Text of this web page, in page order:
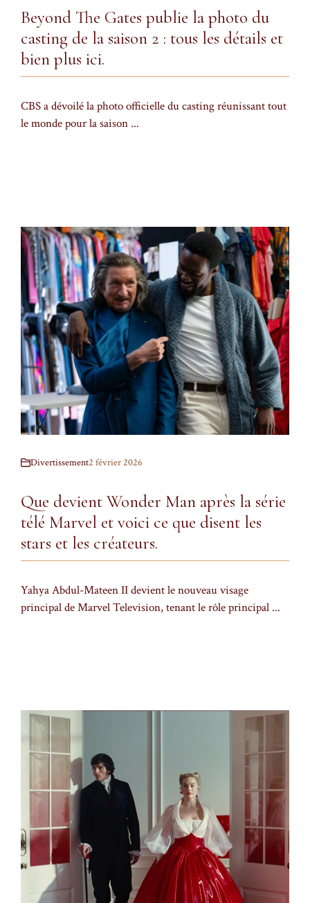
Beyond The Gates publie la photo du
casting de la saison 2 : tous les détails et
bien plus ici.
CBS a dévoilé la photo officielle du casting réunissant tout
le monde pour la saison ...
Divertissement2 février 2026
Que devient Wonder Man après la série
télé Marvel et voici ce que disent les
stars et les créateurs.
Yahya Abdul-Mateen II devient le nouveau visage
principal de Marvel Television, tenant le rôle principal ...